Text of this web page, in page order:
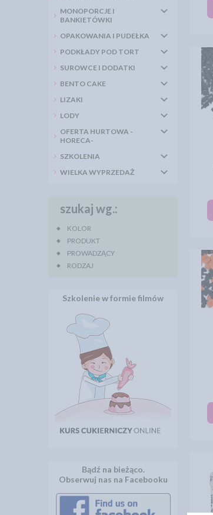
MONOPORCJE I
BANKIETÓWKI
OPAKOWANIA I PUDEŁKA
PODKŁADY POD TORT
SUROWCE I DODATKI
BENTO CAKE
LIZAKI
LODY
OFERTA HURTOWA -
HORECA-
SZKOLENIA
WIELKA WYPRZEDAŻ
szukaj wg.:
KOLOR
PRODUKT
PROWADZĄCY
RODZAJ
Szkolenie w formie filmów
Bądź na bieżąco.
Obserwuj nas na Facebooku